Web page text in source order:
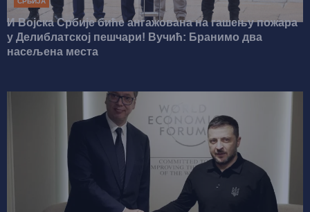
И Војска Србије биће ангажована на гашењу пожара
у Делиблатској пешчари! Вучић: Бранимо два
насељена места